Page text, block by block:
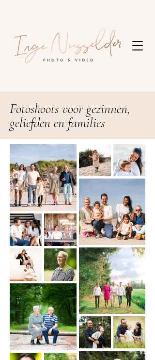
Fotoshoots voor gezinnen,
geliefden en families